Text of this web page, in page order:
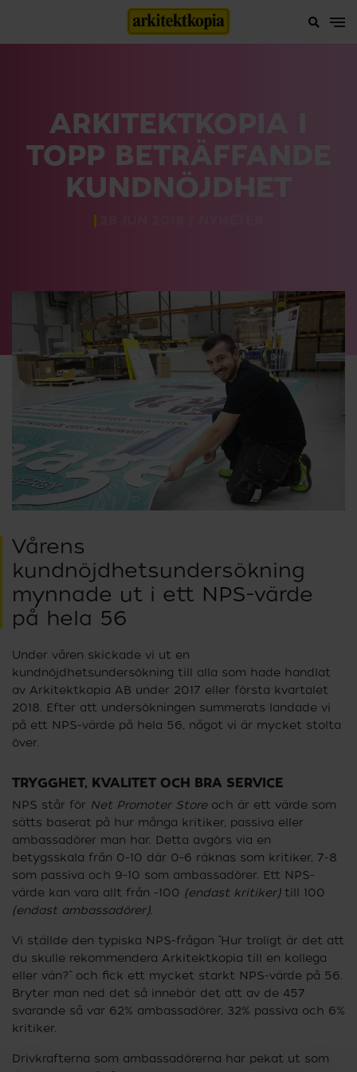
ARKITEKTKOPIA I
TOPP BETRÄFFANDE
KUNDNÖJDHET
Vårens
kundnöjdhetsundersökning
mynnade ut i ett NPS-värde
på hela 56
Under våren skickade vi ut en
kundnöjdhetsundersökning till alla som hade handlat
av Arkitektkopia AB under 2017 eller första kvartalet
2018. Efter att undersökningen summerats landade vi
på ett NPS-värde på hela 56, något vi är mycket stolta
över.
TRYGGHET, KVALITET OCH BRA SERVICE
NPS står för Net Promoter Storeoch är ett värde som
sätts baserat på hur många kritiker, passiva eller
ambassadörer man har. Detta avgörs via en
betygsskala från 0-10 där 0-6 räknas som kritiker, 7-8
som passiva och 9-10 som ambassadörer. Ett NPS-
värde kan vara allt från -100 (endast kritiker)till 100
(endast ambassadörer).
Vi ställde den typiska NPS-frågan ”Hur troligt är det att
du skulle rekommendera Arkitektkopia till en kollega
eller vän?” och fick ett mycket starkt NPS-värde på 56.
Bryter man ned det så innebär det att av de 457
svarande så var 62% ambassadörer, 32% passiva och 6%
kritiker.
Drivkrafterna som ambassadörerna har pekat ut som